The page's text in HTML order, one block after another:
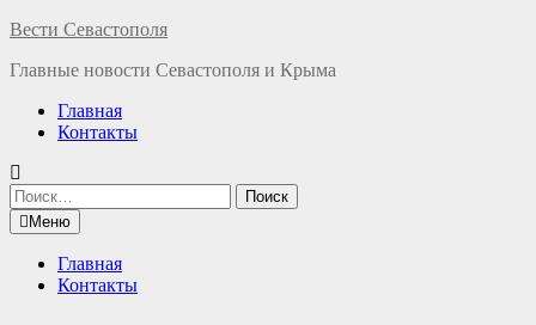
Перейти
содержимому
Вести Севастополя
Главные новости Севастополя и Крыма
Главная
Контакты
Найти:
Меню
Главная
Контакты